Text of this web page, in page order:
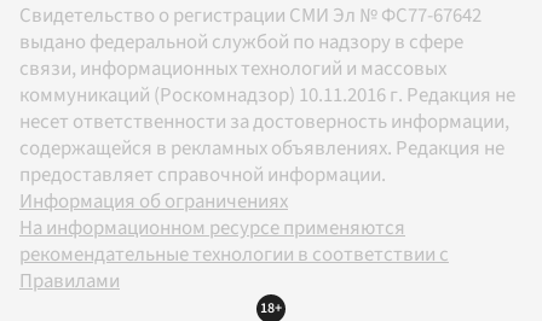
Свидетельство о регистрации СМИ Эл № ФС77-67642
выдано федеральной службой по надзору в сфере
связи, информационных технологий и массовых
коммуникаций (Роскомнадзор) 10.11.2016 г. Редакция не
несет ответственности за достоверность информации,
содержащейся в рекламных объявлениях. Редакция не
предоставляет справочной информации.
Информация об ограничениях
На информационном ресурсе применяются
рекомендательные технологии в соответствии с
Правилами
18+